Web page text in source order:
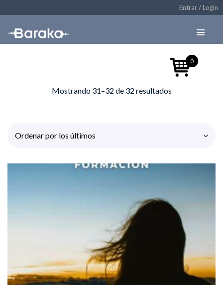
Entrar / Login
Mostrando 31–32 de 32 resultados
0